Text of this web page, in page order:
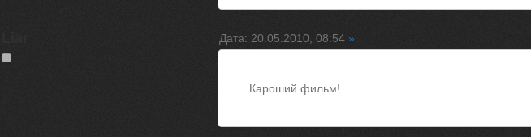
Дата: 20.05.2010, 08:54 »
Кароший фильм!